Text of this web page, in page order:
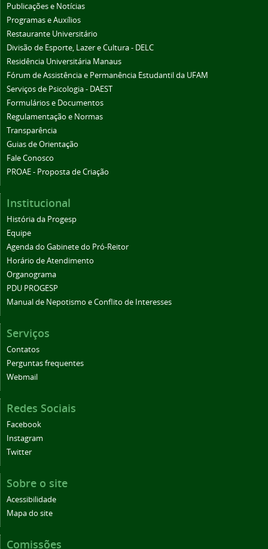
Publicações e Notícias
Programas e Auxílios
Restaurante Universitário
Divisão de Esporte, Lazer e Cultura - DELC
Residência Universitária Manaus
Fórum de Assistência e Permanência Estudantil da UFAM
Serviços de Psicologia - DAEST
Formulários e Documentos
Regulamentação e Normas
Transparência
Guias de Orientação
Fale Conosco
PROAE - Proposta de Criação
Institucional
História da Progesp
Equipe
Agenda do Gabinete do Pró-Reitor
Horário de Atendimento
Organograma
PDU PROGESP
Manual de Nepotismo e Conflito de Interesses
Serviços
Contatos
Perguntas frequentes
Webmail
Redes Sociais
Facebook
Instagram
Twitter
Sobre o site
Acessibilidade
Mapa do site
Comissões